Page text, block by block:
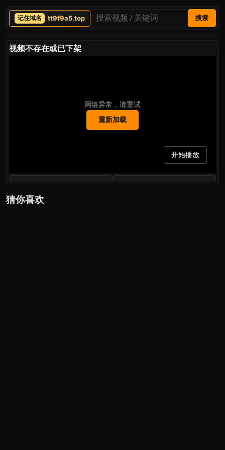
tt9f9a5.top 搜索
视频不存在或已下架
网络异常，请重试
重新加载
开始播放
猜你喜欢